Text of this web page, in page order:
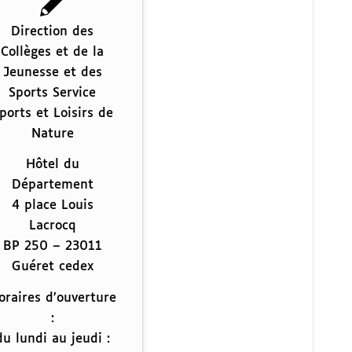
Direction des
Collèges et de la
Jeunesse et des
Sports Service
et Loisirs de
Nature
Hôtel du
Département
4 place Louis
Lacrocq
BP 250 – 23011
Guéret cedex
d’ouverture
:
lundi au jeudi :